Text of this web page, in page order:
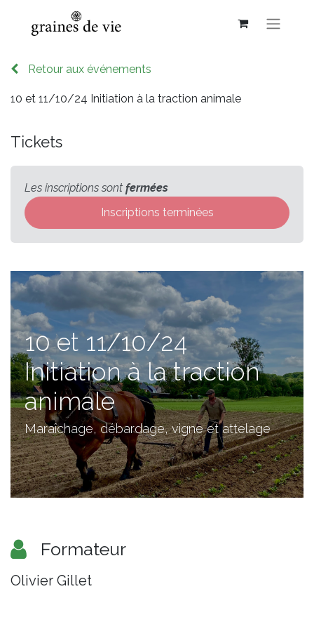
Retour aux événements
10 et 11/10/24 Initiation à la traction animale
Tickets
Les inscriptions sont fermées
Inscriptions terminées
10 et 11/10/24
Initiation à la traction
animale
Maraîchage, débardage, vigne et attelage
Formateur
Olivier Gillet